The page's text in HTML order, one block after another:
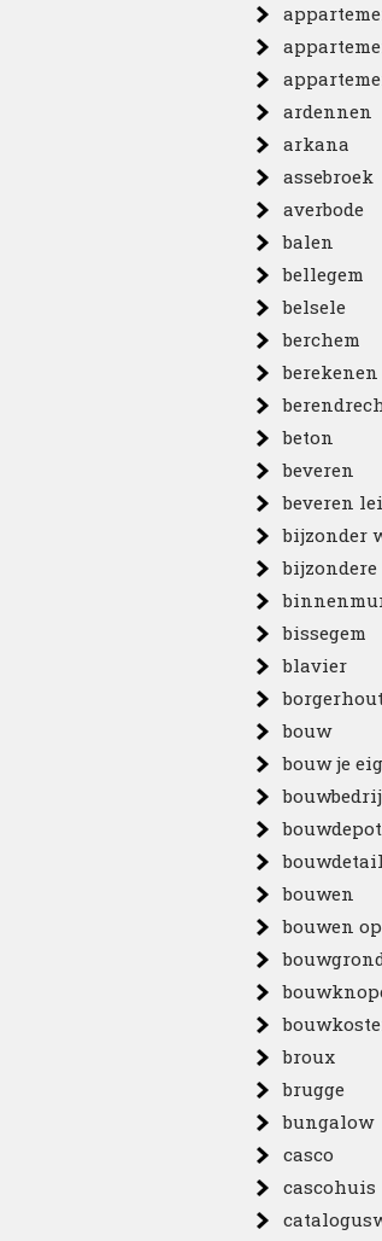
ardennen
arkana
assebroek
averbode
balen
bellegem
belsele
berchem
berekenen
beton
beveren
beveren
bijzonder
bissegem
blavier
bouw
bouw je
bouwdepot
bouwen
bouwen
broux
brugge
bungalow
casco
cascohuis